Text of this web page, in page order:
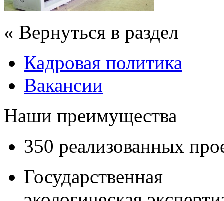
« Вернуться в раздел
Кадровая политика
Вакансии
Наши преимущества
350 реализованных
Государственная